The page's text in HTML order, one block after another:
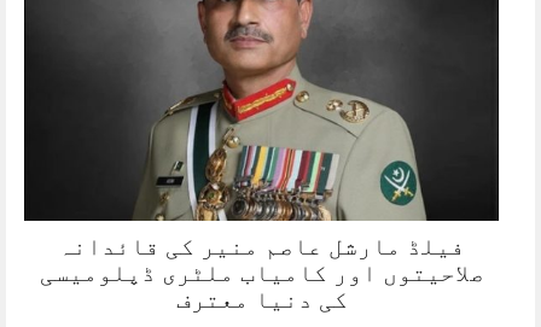
فیلڈ مارشل عاصم منیر کی قائدانہ
صلاحیتوں اور کامیاب ملٹری ڈپلومیسی
کی دنیا معترف